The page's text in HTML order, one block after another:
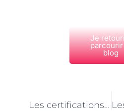
Je
blog
Les certifications et reconnaissances professionnelles pour les concepteurs de jeux vidéo à Paris